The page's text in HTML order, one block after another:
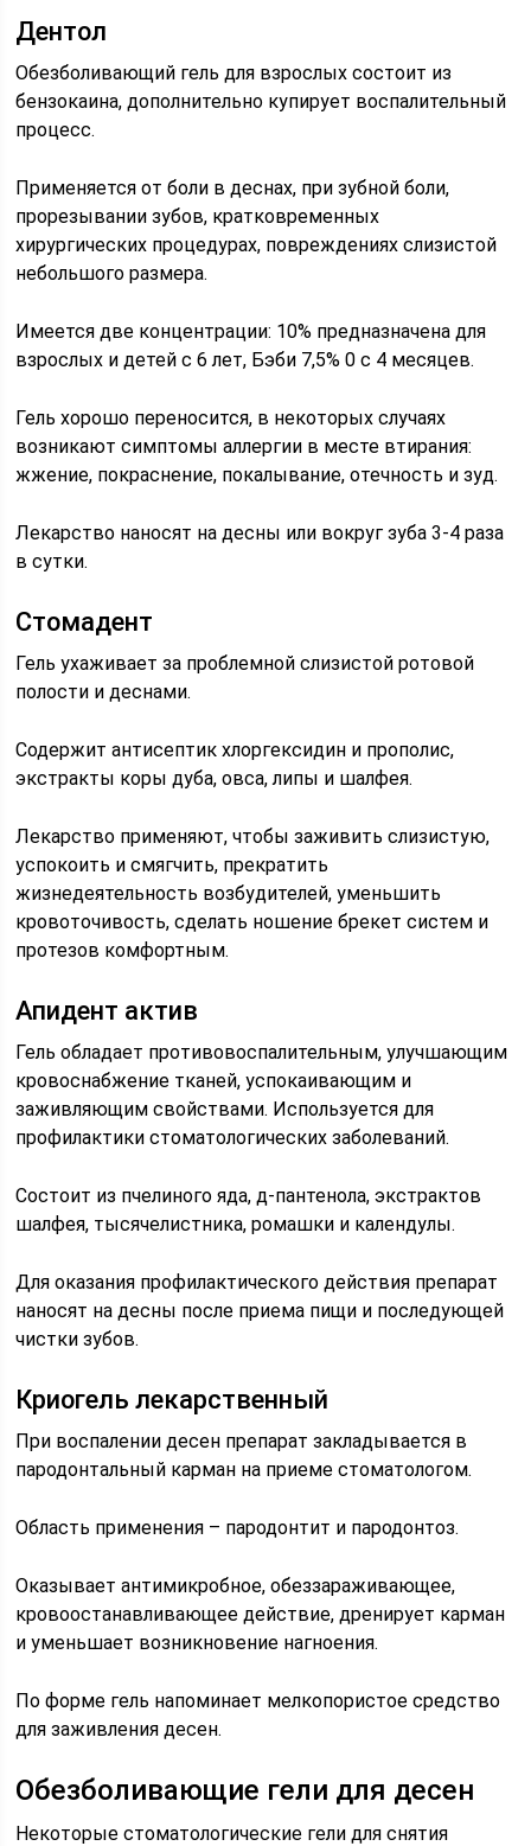
Дентол
Обезболивающий гель для взрослых состоит из
бензокаина, дополнительно купирует воспалительный
процесс.
Применяется от боли в деснах, при зубной боли,
прорезывании зубов, кратковременных
хирургических процедурах, повреждениях слизистой
небольшого размера.
Имеется две концентрации: 10% предназначена для
взрослых и детей с 6 лет, Бэби 7,5% 0 с 4 месяцев.
Гель хорошо переносится, в некоторых случаях
возникают симптомы аллергии в месте втирания:
жжение, покраснение, покалывание, отечность и зуд.
Лекарство наносят на десны или вокруг зуба 3-4 раза
в сутки.
Стомадент
Гель ухаживает за проблемной слизистой ротовой
полости и деснами.
Содержит антисептик хлоргексидин и прополис,
экстракты коры дуба, овса, липы и шалфея.
Лекарство применяют, чтобы заживить слизистую,
успокоить и смягчить, прекратить
жизнедеятельность возбудителей, уменьшить
кровоточивость, сделать ношение брекет систем и
протезов комфортным.
Апидент актив
Гель обладает противовоспалительным, улучшающим
кровоснабжение тканей, успокаивающим и
заживляющим свойствами. Используется для
профилактики стоматологических заболеваний.
Состоит из пчелиного яда, д-пантенола, экстрактов
шалфея, тысячелистника, ромашки и календулы.
Для оказания профилактического действия препарат
наносят на десны после приема пищи и последующей
чистки зубов.
Криогель лекарственный
При воспалении десен препарат закладывается в
пародонтальный карман на приеме стоматологом.
Область применения – пародонтит и пародонтоз.
Оказывает антимикробное, обеззараживающее,
кровоостанавливающее действие, дренирует карман
и уменьшает возникновение нагноения.
По форме гель напоминает мелкопористое средство
для заживления десен.
Обезболивающие гели для десен
Некоторые стоматологические гели для снятия